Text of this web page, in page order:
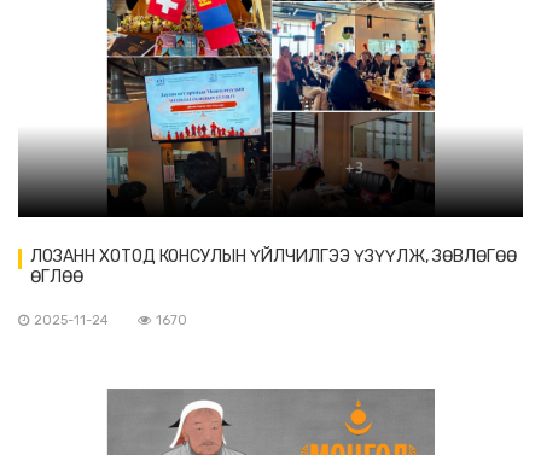
ЛОЗАНН ХОТОД КОНСУЛЫН ҮЙЛЧИЛГЭЭ ҮЗҮҮЛЖ, ЗӨВЛӨГӨӨ
ӨГЛӨӨ
2025-11-24 1670